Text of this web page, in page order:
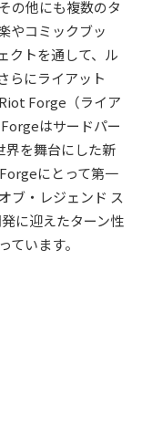
の他にも複数のタ
やコミックブッ
クトを通して、ル
らにライアット
Forge（ライア
はサードパー
界を舞台にした新
にとって第一
ブ・レジェンド ス
に迎えたターン性
ています。